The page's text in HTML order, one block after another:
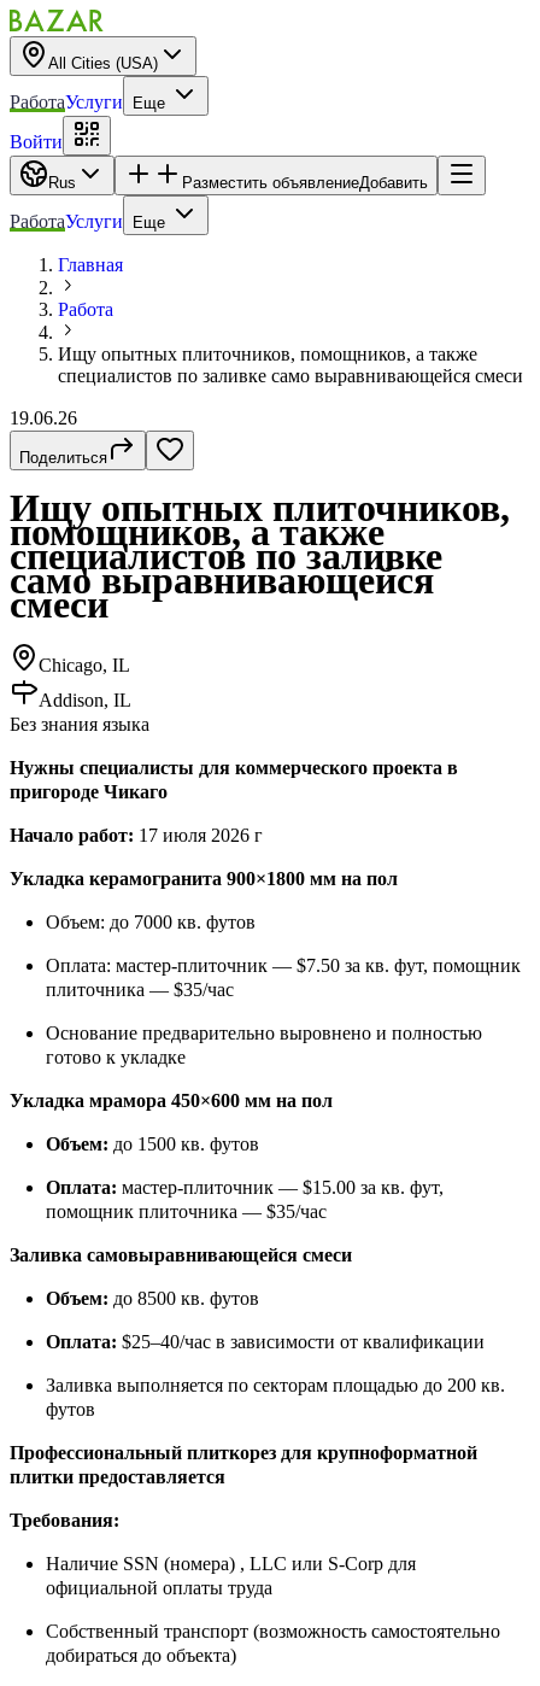
All Cities (USA)
РаботаУслуги Еще
Войти
Rus Разместить объявлениеДобавить
РаботаУслуги Еще
Главная
Работа
Ищу опытных плиточников, помощников, а также
специалистов по заливке само выравнивающейся смеси
19.06.26
Поделиться
Ищу опытных плиточников,
помощников, а также
специалистов по заливке
само выравнивающейся
смеси
Chicago, IL
Addison, IL
Без знания языка
Нужны специалисты для коммерческого проекта в
пригороде Чикаго
Начало работ: 17 июля 2026 г
Укладка керамогранита 900×1800 мм на пол
Объем: до 7000 кв. футов
Оплата: мастер-плиточник — $7.50 за кв. фут, помощник
плиточника — $35/час
Основание предварительно выровнено и полностью
готово к укладке
Укладка мрамора 450×600 мм на пол
Объем: до 1500 кв. футов
Оплата: мастер-плиточник — $15.00 за кв. фут,
помощник плиточника — $35/час
Заливка самовыравнивающейся смеси
Объем: до 8500 кв. футов
Оплата: $25–40/час в зависимости от квалификации
Заливка выполняется по секторам площадью до 200 кв.
футов
Профессиональный плиткорез для крупноформатной
плитки предоставляется
Требования:
Наличие SSN (номера) , LLC или S-Corp для
официальной оплаты труда
Собственный транспорт (возможность самостоятельно
добираться до объекта)